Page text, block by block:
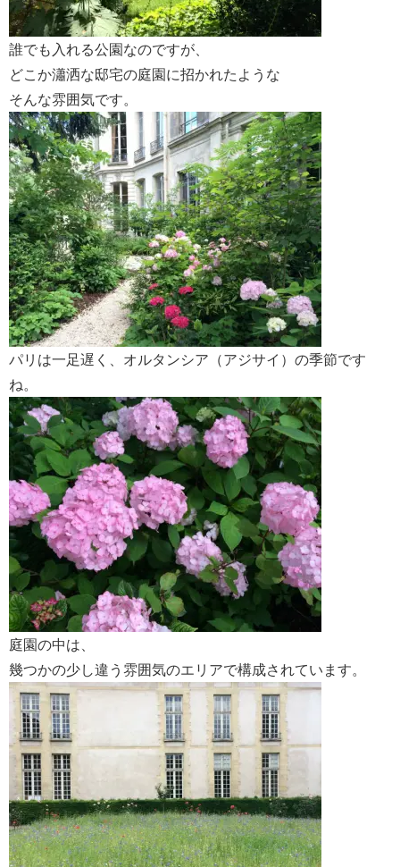
誰でも入れる公園なのですが、
どこか瀟洒な邸宅の庭園に招かれたような
そんな雰囲気です。
パリは一足遅く、オルタンシア（アジサイ）の季節です
ね。
庭園の中は、
幾つかの少し違う雰囲気のエリアで構成されています。